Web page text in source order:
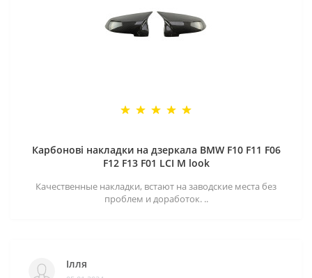
Карбонові накладки на дзеркала BMW F10 F11 F06
F12 F13 F01 LCI M look
Качественные накладки, встают на заводские места без
проблем и доработок. ..
Ілля